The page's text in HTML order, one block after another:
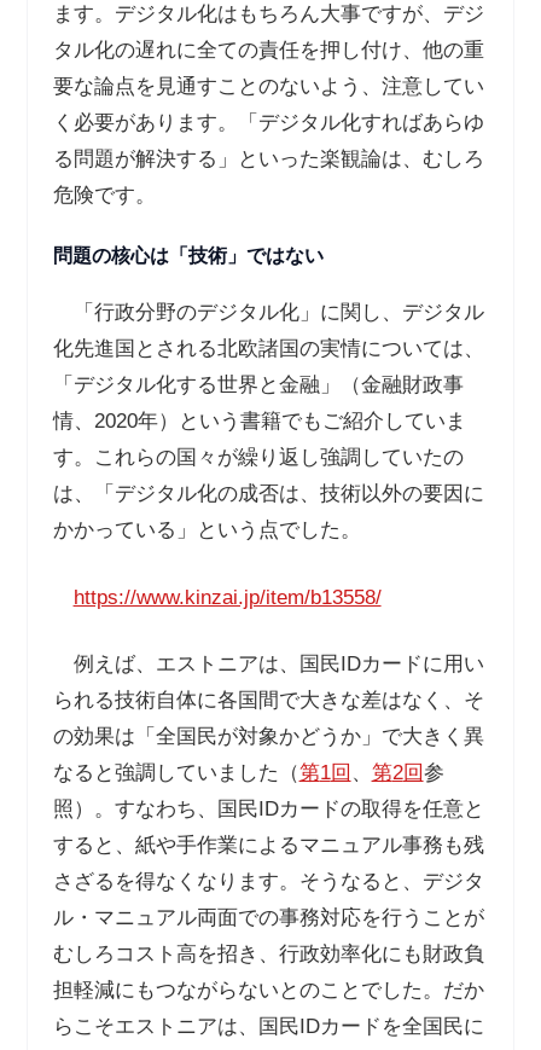
ます。デジタル化はもちろん大事ですが、デジ
タル化の遅れに全ての責任を押し付け、他の重
要な論点を見通すことのないよう、注意してい
く必要があります。「デジタル化すればあらゆ
る問題が解決する」といった楽観論は、むしろ
危険です。
問題の核心は「技術」ではない
「行政分野のデジタル化」に関し、デジタル
化先進国とされる北欧諸国の実情については、
「デジタル化する世界と金融」（金融財政事
情、 2020年）という書籍でもご紹介していま
す。これらの国々が繰り返し強調していたの
は、「デジタル化の成否は、技術以外の要因に
かかっている」という点でした。
https://www.kinzai.jp/item/b13558/
例えば、エストニアは、国民 IDカードに用い
られる技術自体に各国間で大きな差はなく、そ
の効果は「全国民が対象かどうか」で大きく異
なると強調していました（第1回 、 第2回参
照）。すなわち、国民 IDカードの取得を任意と
すると、紙や手作業によるマニュアル事務も残
さざるを得なくなります。そうなると、デジタ
ル・マニュアル両面での事務対応を行うことが
むしろコスト高を招き、行政効率化にも財政負
担軽減にもつながらないとのことでした。だか
らこそエストニアは、国民 IDカードを全国民に